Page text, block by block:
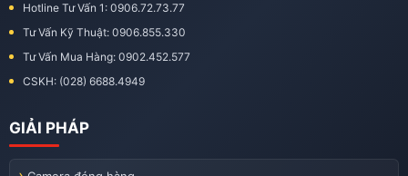
Hotline Tư Vấn 1: 0906.72.73.77
Tư Vấn Kỹ Thuật: 0906.855.330
Tư Vấn Mua Hàng: 0902.452.577
CSKH: (028) 6688.4949
GIẢI PHÁP